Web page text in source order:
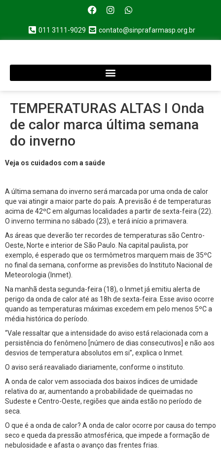
011 3111-9029 contato@sinprafarmasp.org.br
TEMPERATURAS ALTAS I Onda
de calor marca última semana
do inverno
Veja os cuidados com a saúde
A última semana do inverno será marcada por uma onda de calor
que vai atingir a maior parte do país. A previsão é de temperaturas
acima de 42ºC em algumas localidades a partir de sexta-feira (22).
O inverno termina no sábado (23), e terá início a primavera.
As áreas que deverão ter recordes de temperaturas são Centro-
Oeste, Norte e interior de São Paulo. Na capital paulista, por
exemplo, é esperado que os termômetros marquem mais de 35ºC
no final da semana, conforme as previsões do Instituto Nacional de
Meteorologia (Inmet).
Na manhã desta segunda-feira (18), o Inmet já emitiu alerta de
perigo da onda de calor até as 18h de sexta-feira. Esse aviso ocorre
quando as temperaturas máximas excedem em pelo menos 5ºC a
média histórica do período.
“Vale ressaltar que a intensidade do aviso está relacionada com a
persistência do fenômeno [número de dias consecutivos] e não aos
desvios de temperatura absolutos em si”, explica o Inmet.
O aviso será reavaliado diariamente, conforme o instituto.
A onda de calor vem associada dos baixos índices de umidade
relativa do ar, aumentando a probabilidade de queimadas no
Sudeste e Centro-Oeste, regiões que ainda estão no período de
seca.
O que é a onda de calor? A onda de calor ocorre por causa do tempo
seco e queda da pressão atmosférica, que impede a formação de
nebulosidade e afasta o avanço das frentes frias.